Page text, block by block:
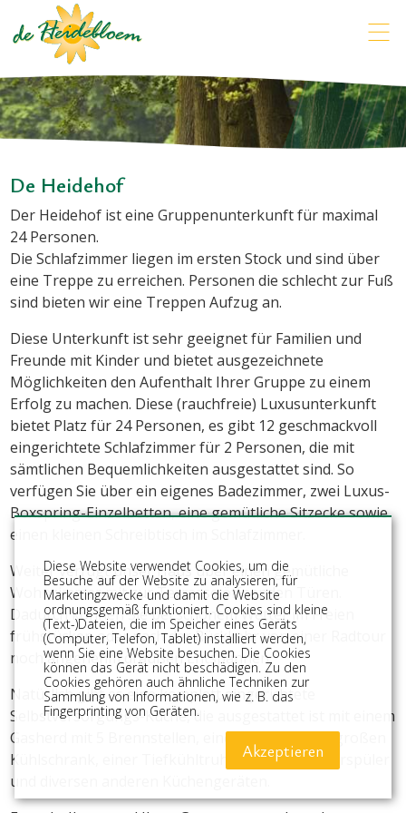
De Heidehof
Der Heidehof ist eine Gruppenunterkunft für maximal
24 Personen.
Die Schlafzimmer liegen im ersten Stock und sind über
eine Treppe zu erreichen. Personen die schlecht zur Fuß
sind bieten wir eine Treppen Aufzug an.
Diese Unterkunft ist sehr geeignet für Familien und
Freunde mit Kinder und bietet ausgezeichnete
Möglichkeiten den Aufenthalt Ihrer Gruppe zu einem
Erfolg zu machen. Diese (rauchfreie) Luxusunterkunft
bietet Platz für 24 Personen, es gibt 12 geschmackvoll
eingerichtete Schlafzimmer für 2 Personen, die mit
sämtlichen Bequemlichkeiten ausgestattet sind. So
verfügen Sie über ein eigenes Badezimmer, zwei Luxus-
Boxspring-Einzelbetten, eine gemütliche Sitzecke sowie
einen kleinen Schreibtisch im Schlafzimmer.
Weiter verfügt unser Haus über einen gemütliche
Wohnzimmer mit zur Terrasse öffnenden Türen.
Dadurch können Sie bei schönem Wetter im Freien
frühstücken oder nach der Rückkehr von einer Radtour
noch angenehm draußen Entspannen.
Natürlich gibt es eine komplett eingerichtete
Selbstversorgungs-Küche, die ausgestattet ist mit einem
Gasherd mit 5 Brennstellen, einem Ofen, einem großen
Kühlschrank, einer Tiefkühltruhe, einem Geschirrspüler
und diversen anderen Küchengeräten.
Diese Website verwendet Cookies, um die
Besuche auf der Website zu analysieren, für
Marketingzwecke und damit die Website
ordnungsgemäß funktioniert. Cookies sind kleine
(Text-)Dateien, die im Speicher eines Geräts
(Computer, Telefon, Tablet) installiert werden,
wenn Sie eine Website besuchen. Die Cookies
können das Gerät nicht beschädigen. Zu den
Cookies gehören auch ähnliche Techniken zur
Sammlung von Informationen, wie z. B. das
Fingerprinting von Geräten.
Akzeptieren